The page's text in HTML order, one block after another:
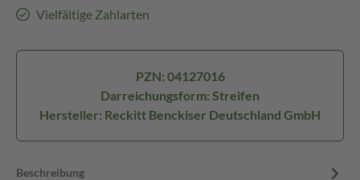
Vielfältige Zahlarten
PZN: 04127016
Darreichungsform: Streifen
Hersteller: Reckitt Benckiser Deutschland GmbH
Beschreibung